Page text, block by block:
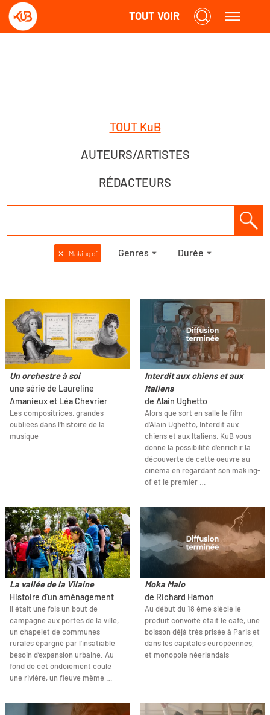
TOUT VOIR
TOUT KuB
AUTEURS/ARTISTES
RÉDACTEURS
✕ Making of Genres Durée
Un orchestre à soi
une série de Laureline
Amanieux et Léa Chevrier
Les compositrices, grandes
oubliées dans l'histoire de la
musique
Interdit aux chiens et aux
Italiens
de Alain Ughetto
Alors que sort en salle le film
d'Alain Ughetto, Interdit aux
chiens et aux Italiens, KuB vous
donne la possibilité d'enrichir la
découverte de cette oeuvre au
cinéma en regardant son making-
of et le premier …
La vallée de la Vilaine
Histoire d'un aménagement
Il était une fois un bout de
campagne aux portes de la ville,
un chapelet de communes
rurales épargné par l’insatiable
besoin d’expansion urbaine. Au
fond de cet ondoiement coule
une rivière, un fleuve même …
Moka Malo
de Richard Hamon
Au début du 18 ème siècle le
produit convoité était le café, une
boisson déjà très prisée à Paris et
dans les capitales européennes,
et monopole néerlandais